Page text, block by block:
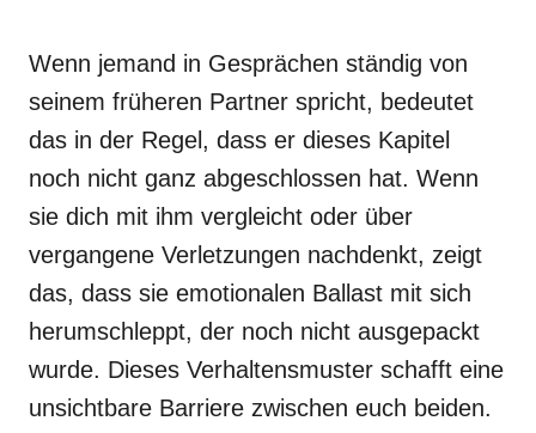
Wenn jemand in Gesprächen ständig von
seinem früheren Partner spricht, bedeutet
das in der Regel, dass er dieses Kapitel
noch nicht ganz abgeschlossen hat. Wenn
sie dich mit ihm vergleicht oder über
vergangene Verletzungen nachdenkt, zeigt
das, dass sie emotionalen Ballast mit sich
herumschleppt, der noch nicht ausgepackt
wurde. Dieses Verhaltensmuster schafft eine
unsichtbare Barriere zwischen euch beiden.